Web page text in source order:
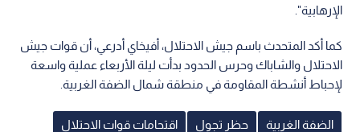
الإرهابية".
كما أكد المتحدث باسم جيش الاحتلال، أفيخاي أدرعي، أن قوات جيش
الاحتلال والشاباك وحرس الحدود بدأت ليلة الأربعاء عملية واسعة
لإحباط أنشطة المقاومة في منطقة شمال الضفة الغربية.
الضفة الغربية حظر تجول اقتحامات قوات الاحتلال